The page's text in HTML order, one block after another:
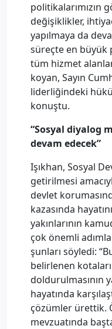
politikalarımızın
değişiklikler,
yapılmaya da
süreçte en büyük
tüm hizmet
koyan, Sayın
liderliğindeki
konuştu.
“Sosyal diyalog
devam edecek”
Işıkhan, Sosyal
getirilmesi
devlet
kazasında
yakınlarının
çok önemli
şunları söyledi:
belirlenen
doldurulmasının
hayatında
çözümler ürettik.
mevzuatında